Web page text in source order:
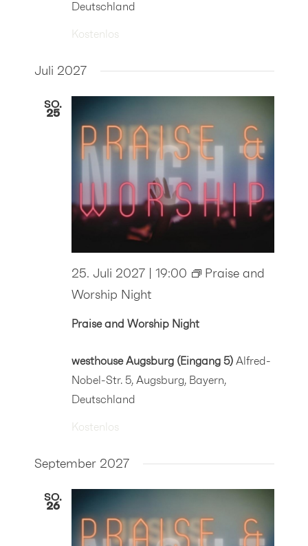
Deutschland
Kostenlos
Juli 2027
SO.
25
Praise and Worship Night
25. Juli 2027 | 19:00
Praise and
Worship Night
westhouse Augsburg (Eingang 5) Alfred-
Nobel-Str. 5, Augsburg, Bayern,
Deutschland
Kostenlos
September 2027
SO.
26